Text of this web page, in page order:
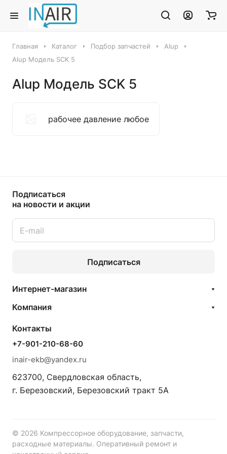
Главная Каталог Подбор запчастей
Alup
Alup Модель SCK 5
Alup Модель SCK 5
рабочее давление любое
Подписаться
на новости и акции
Подписаться
Интернет-магазин
Компания
Контакты
+7-901-210-68-60
inair-ekb@yandex.ru
623700, Свердловская область,
г. Березовский, Березовский тракт 5А
© 2026 Компрессорное оборудование, запчасти,
расходные материалы. Оперативный ремонт и